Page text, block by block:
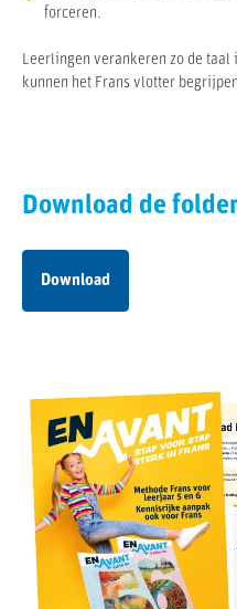
forceren.
Leerlingen verankeren zo de taal
kunnen het Frans vlotter
Download de
Download